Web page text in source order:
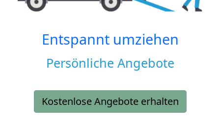
Entspannt umziehen
Persönliche Angebote
Kostenlose Angebote erhalten